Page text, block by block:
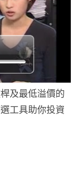
及最低溢價的
工具助你投資